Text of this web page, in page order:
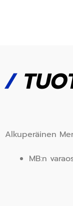
/
Alkuperäinen
MB:n